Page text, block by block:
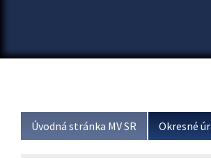
Úvodná stránka MV SR Okresné